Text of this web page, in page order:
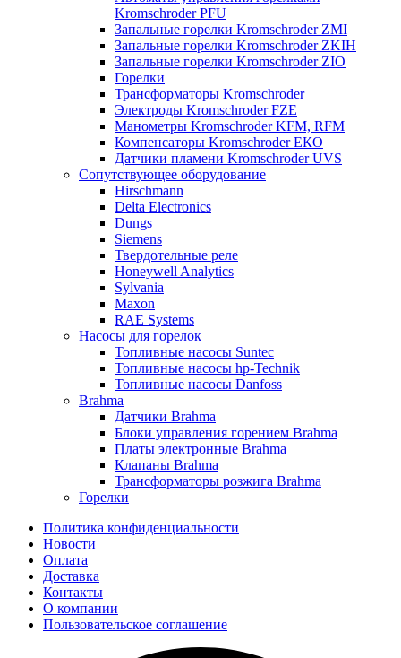
Kromschroder PFU
Запальные горелки Kromschroder ZМI
Запальные горелки Kromschroder ZKIH
Запальные горелки Kromschroder ZIO
Горелки
Трансформаторы Kromschroder
Электроды Kromschroder FZE
Манометры Kromschroder KFM, RFM
Компенсаторы Kromschroder ЕКО
Датчики пламени Kromschroder UVS
Сопутствующее оборудование
Hirschmann
Delta Electronics
Dungs
Siemens
Твердотельные реле
Honeywell Analytics
Sylvania
Maxon
RAE Systems
Насосы для горелок
Топливные насосы Suntec
Топливные насосы hp-Technik
Топливные насосы Danfoss
Brahma
Датчики Brahma
Блоки управления горением Brahma
Платы электронные Brahma
Клапаны Brahma
Трансформаторы розжига Brahma
Горелки
Политика конфиденциальности
Новости
Оплата
Доставка
Контакты
О компании
Пользовательское соглашение